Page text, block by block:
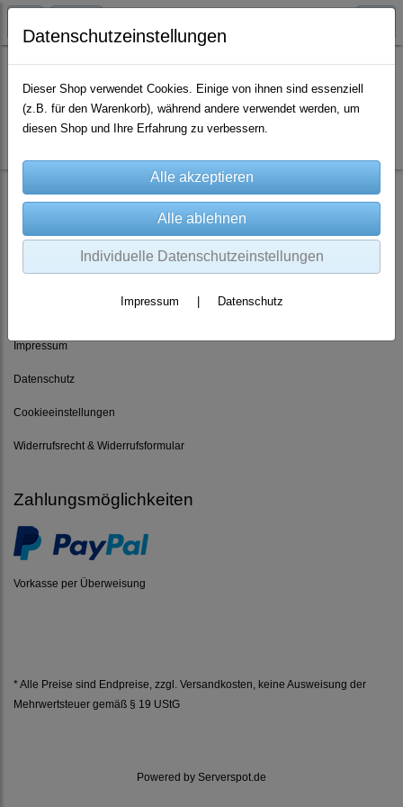
Es wurden leider keine Produkte gefunden.
Rechtliches
Impressum
Datenschutz
Cookieeinstellungen
Widerrufsrecht & Widerrufsformular
Zahlungsmöglichkeiten
Vorkasse per Überweisung
* Alle Preise sind Endpreise, zzgl. Versandkosten , keine Ausweisung der
Mehrwertsteuer gemäß § 19 UStG
Powered by Serverspot.de
Datenschutzeinstellungen
Dieser Shop verwendet Cookies. Einige von ihnen sind essenziell
(z.B. für den Warenkorb), während andere verwendet werden, um
diesen Shop und Ihre Erfahrung zu verbessern.
Individuelle Datenschutzeinstellungen
Impressum Datenschutz